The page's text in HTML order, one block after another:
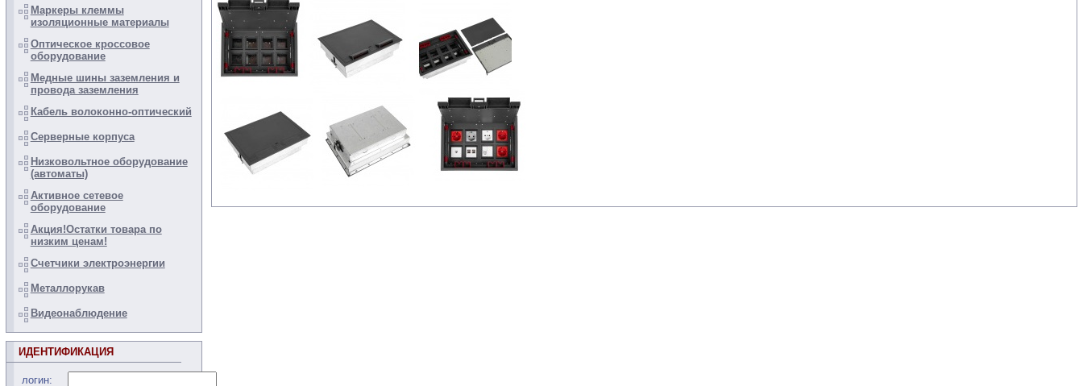
Маркеры клеммы
изоляционные материалы
Оптическое кроссовое
оборудование
Медные шины заземления и
провода заземления
Кабель волоконно-оптический
Серверные корпуса
Низковольтное оборудование
(автоматы)
Активное сетевое
оборудование
Акция!Остатки товара по
низким ценам!
Счетчики электроэнергии
Металлорукав
Видеонаблюдение
ИДЕНТИФИКАЦИЯ
логин: